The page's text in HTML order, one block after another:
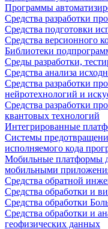
Программы
Средства разработки
Средства подготовки
Средства версионного
Библиотеки
Среды разработки,
Средства анализа
Средства разработки
нейротехнологий и
Средства разработки
квантовых технологий
Интегрированные
Системы
исполняемого кода
Мобильные платформы
мобильными
Средства обратной
Средства обработки и
Средства обработки
Средства обработки и
геофизических данных